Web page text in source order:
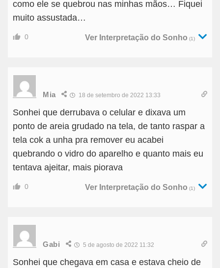
como ele se quebrou nas minhas mãos… Fiquei
muito assustada…
0 Ver Interpretação do Sonho (1)
Mia 18 de setembro de 2022 13:33
Sonhei que derrubava o celular e dixava um
ponto de areia grudado na tela, de tanto raspar a
tela cok a unha pra remover eu acabei
quebrando o vidro do aparelho e quanto mais eu
tentava ajeitar, mais piorava
0 Ver Interpretação do Sonho (1)
Gabi 5 de agosto de 2022 11:32
Sonhei que chegava em casa e estava cheio de